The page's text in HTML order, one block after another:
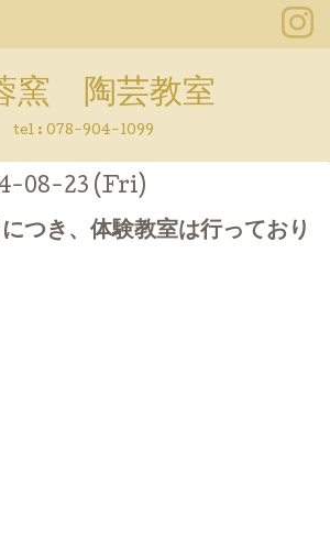
窯 陶芸教室
tel : 078-904-1099
08-23 (Fri)
つき、体験教室は行っており